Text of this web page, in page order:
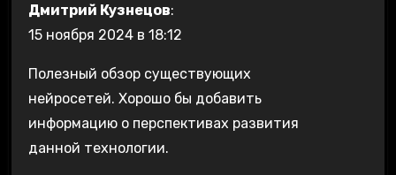
Дмитрий Кузнецов:
15 ноября 2024 в 18:12
Полезный обзор существующих
нейросетей. Хорошо бы добавить
информацию о перспективах развития
данной технологии.